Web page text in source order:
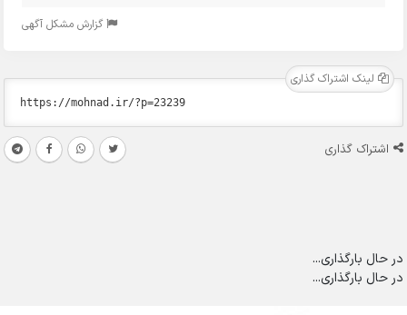
گزارش مشکل آگهی
لینک اشتراک گذاری
اشتراک گذاری
در حال بارگذاری...
در حال بارگذاری...